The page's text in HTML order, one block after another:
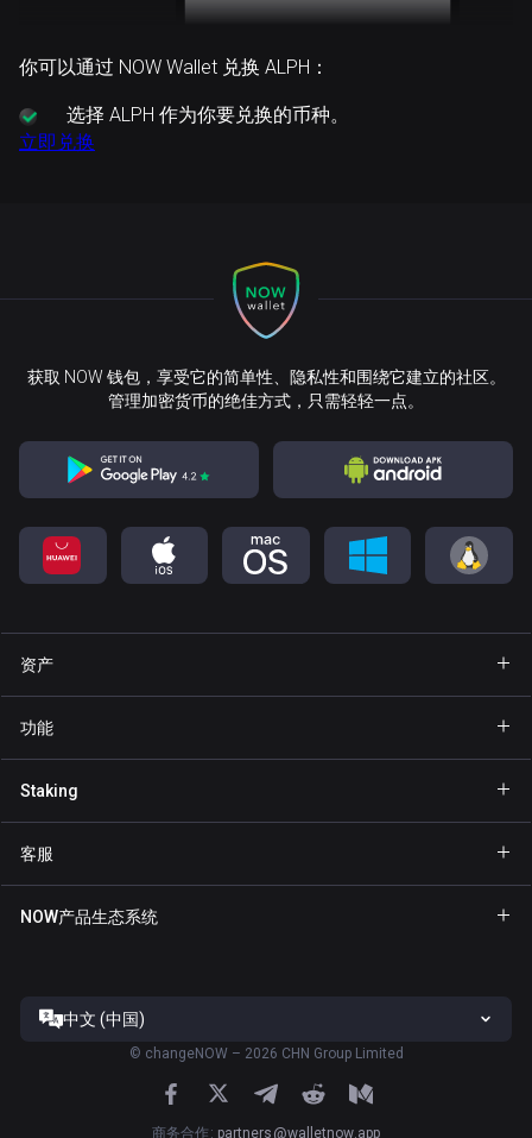
你可以通过 NOW Wallet 兑换 ALPH：
选择 ALPH 作为你要兑换的币种。
立即兑换
获取 NOW 钱包，享受它的简单性、隐私性和围绕它建立的社区。
管理加密货币的绝佳方式，只需轻轻一点。
资产
钱包 Binance Coin
钱包 USD Coin
钱包 Ripple
全部钱包
功能
Staking
Staking TRX
Staking XTZ
客服
服务条款
NOW产品生态系统
ChangeNOW官网
NOW Tracker官网
ChangeNOW应用
中文 (中国)
© changeNOW – 2026 CHN Group Limited
商务合作 : partners@walletnow.app